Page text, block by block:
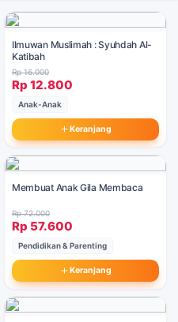
Ilmuwan Muslimah : Syuhdah Al-
Katibah
Rp 16.000
Rp 12.800
Anak-Anak
Keranjang
Membuat Anak Gila Membaca
Rp 72.000
Rp 57.600
Pendidikan & Parenting
Keranjang